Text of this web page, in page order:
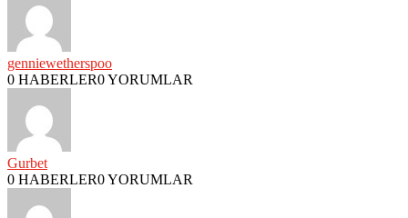
genniewetherspoo
0 HABERLER0 YORUMLAR
Gurbet
0 HABERLER0 YORUMLAR